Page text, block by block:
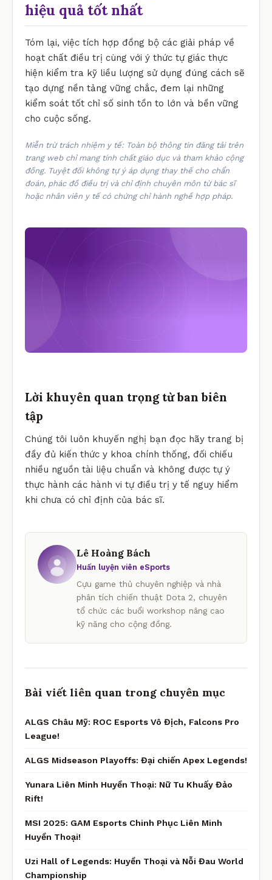
hiệu quả tốt nhất
Tóm lại, việc tích hợp đồng bộ các giải pháp về
hoạt chất điều trị cùng với ý thức tự giác thực
hiện kiểm tra kỹ liều lượng sử dụng đúng cách sẽ
tạo dựng nền tảng vững chắc, đem lại những
kiểm soát tốt chỉ số sinh tồn to lớn và bền vững
cho cuộc sống.
Miễn trừ trách nhiệm y tế: Toàn bộ thông tin đăng tải trên
trang web chỉ mang tính chất giáo dục và tham khảo cộng
đồng. Tuyệt đối không tự ý áp dụng thay thế cho chẩn
đoán, phác đồ điều trị và chỉ định chuyên môn từ bác sĩ
hoặc nhân viên y tế có chứng chỉ hành nghề hợp pháp.
Lời khuyên quan trọng từ ban biên
tập
Chúng tôi luôn khuyến nghị bạn đọc hãy trang bị
đầy đủ kiến thức y khoa chính thống, đối chiếu
nhiều nguồn tài liệu chuẩn và không được tự ý
thực hành các hành vi tự điều trị y tế nguy hiểm
khi chưa có chỉ định của bác sĩ.
Lê Hoàng Bách
Huấn luyện viên eSports
Cựu game thủ chuyên nghiệp và nhà
phân tích chiến thuật Dota 2, chuyên
tổ chức các buổi workshop nâng cao
kỹ năng cho cộng đồng.
Bài viết liên quan trong chuyên mục
ALGS Châu Mỹ: ROC Esports Vô Địch, Falcons Pro
League!
ALGS Midseason Playoffs: Đại chiến Apex Legends!
Yunara Liên Minh Huyền Thoại: Nữ Tu Khuấy Đảo
Rift!
MSI 2025: GAM Esports Chinh Phục Liên Minh
Huyền Thoại!
Uzi Hall of Legends: Huyền Thoại và Nỗi Đau World
Championship